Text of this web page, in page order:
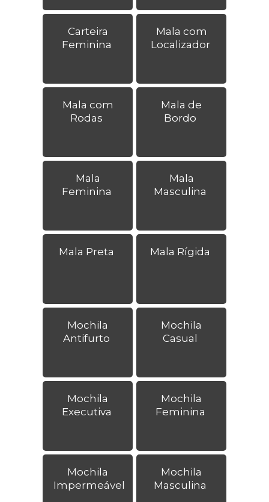
Carteira
Feminina
Mala com
Localizador
Mala com
Rodas
Mala de
Bordo
Mala
Feminina
Mala
Masculina
Mala Preta Mala Rígida
Mochila
Antifurto
Mochila
Casual
Mochila
Executiva
Mochila
Feminina
Mochila
Impermeável
Mochila
Masculina